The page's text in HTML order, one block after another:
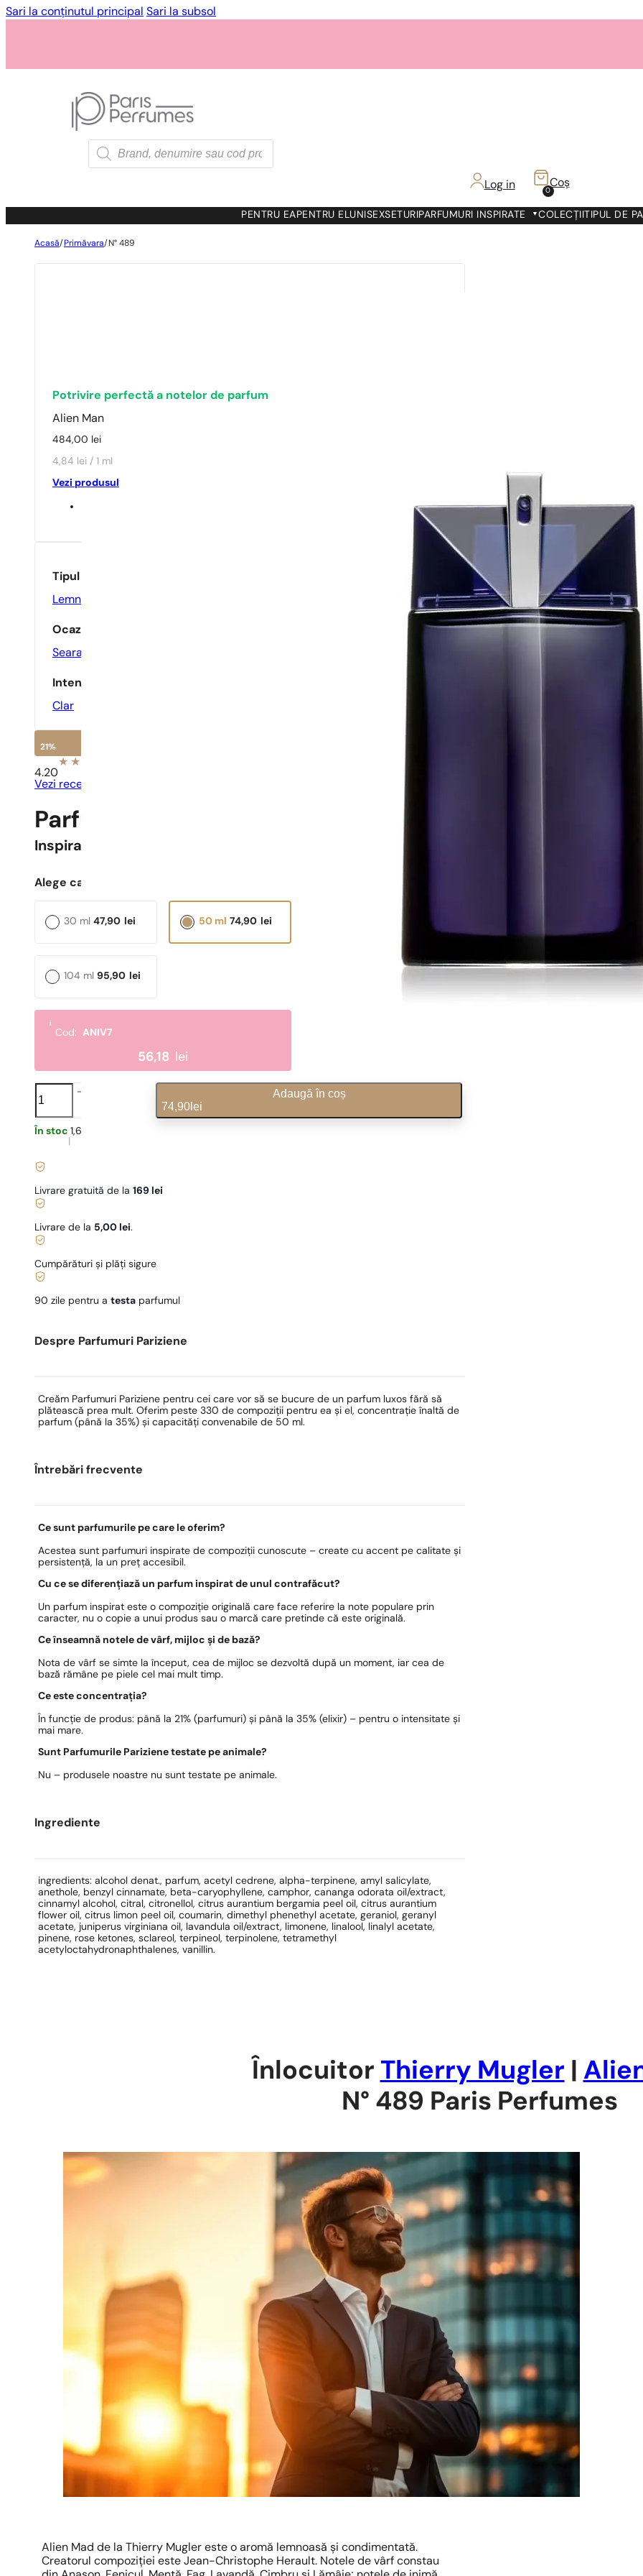
Sari la conținutul principal Sari la subsol
Products
search
Log in 0
Coș
PENTRU EAPENTRU ELUNISEXSETURIPARFUMURI INSPIRATE COLECȚIITIPUL DE
Acasă/ Primăvara/ N° 489
Potrivire perfectă a notelor de parfum
Alien Man
484,00 lei
4,84 lei / 1 ml
Vezi produsul
Tipul parfumului
Lemnos
Ocazie
Seara
Intensitate
Clar
21%
4.20
Vezi recenziile
Parfumuri Pariziene N° 489 - %
Inspirat
Alege capacitatea:
47,90 lei
30 ml 74,90 lei
50 ml
95,90 lei
104 ml
i
Cod: ANIV7
56,18 lei
N°
489
Adaugă în coș
74,90 lei
În stoc 1,60
Livrare gratuită de la 169 lei
Livrare de la 5,00 lei.
Cumpărături și plăți sigure
90 zile pentru a testa parfumul
Despre Parfumuri Pariziene
Creăm Parfumuri Pariziene pentru cei care vor să se bucure de un parfum luxos fără să
plătească prea mult. Oferim peste 330 de compoziții pentru ea și el, concentrație înaltă de
parfum (până la 35%) și capacități convenabile de 50 ml.
Întrebări frecvente
Ce sunt parfumurile pe care le oferim?
Acestea sunt parfumuri inspirate de compoziții cunoscute – create cu accent pe calitate și
persistență, la un preț accesibil.
Cu ce se diferențiază un parfum inspirat de unul contrafăcut?
Un parfum inspirat este o compoziție originală care face referire la note populare prin
caracter, nu o copie a unui produs sau o marcă care pretinde că este originală.
Ce înseamnă notele de vârf, mijloc și de bază?
Nota de vârf se simte la început, cea de mijloc se dezvoltă după un moment, iar cea de
bază rămâne pe piele cel mai mult timp.
Ce este concentrația?
În funcție de produs: până la 21% (parfumuri) și până la 35% (elixir) – pentru o intensitate și
mai mare.
Sunt Parfumurile Pariziene testate pe animale?
Nu – produsele noastre nu sunt testate pe animale.
Ingrediente
ingredients: alcohol denat., parfum, acetyl cedrene, alpha-terpinene, amyl salicylate,
anethole, benzyl cinnamate, beta-caryophyllene, camphor, cananga odorata oil/extract,
cinnamyl alcohol, citral, citronellol, citrus aurantium bergamia peel oil, citrus aurantium
flower oil, citrus limon peel oil, coumarin, dimethyl phenethyl acetate, geraniol, geranyl
acetate, juniperus virginiana oil, lavandula oil/extract, limonene, linalool, linalyl acetate,
pinene, rose ketones, sclareol, terpineol, terpinolene, tetramethyl
acetyloctahydronaphthalenes, vanillin.
Înlocuitor Thierry Mugler
N° 489 Paris Perfumes
Alien Mad de la Thierry Mugler este o aromă lemnoasă și condimentată.
Creatorul compoziției este Jean-Christophe Herault. Notele de vârf constau